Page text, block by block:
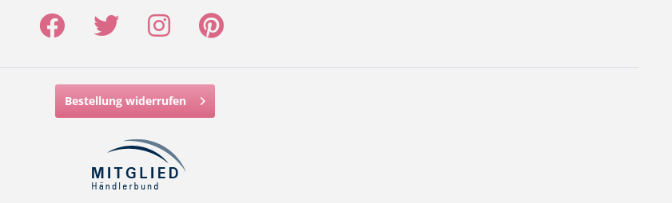
Bestellung widerrufen